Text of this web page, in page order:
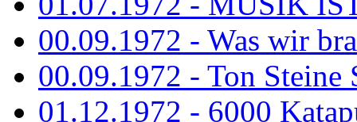
00.09.1972 - Was wir
00.09.1972 - Ton Steine
01.12.1972 - 6000